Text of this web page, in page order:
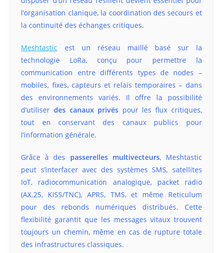
l’organisation clanique, la coordination des secours et
la continuité des échanges critiques.
Meshtastic est un réseau maillé basé sur la
technologie LoRa, conçu pour permettre la
communication entre différents types de nodes –
mobiles, fixes, capteurs et relais temporaires – dans
des environnements variés. Il offre la possibilité
d’utiliserdes canaux privés pour les flux critiques,
tout en conservant des canaux publics pour
l’information générale.
Grâce à des passerelles multivecteurs, Meshtastic
peut s’interfacer avec des systèmes SMS, satellites
IoT, radiocommunication analogique, packet radio
(AX.25, KISS/TNC), APRS, TMS, et même Reticulum
pour des rebonds numériques distribués. Cette
flexibilité garantit que les messages vitaux trouvent
toujours un chemin, même en cas de rupture totale
des infrastructures classiques.